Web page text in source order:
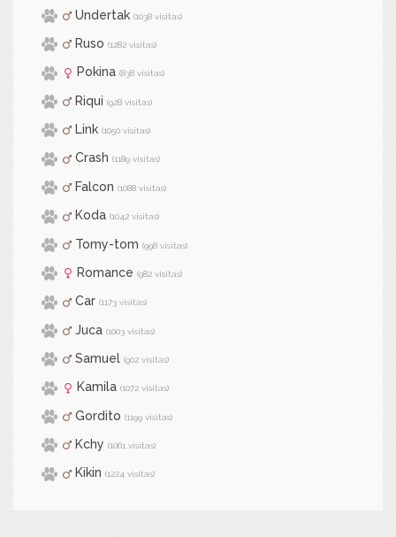
Undertak (1038 visitas)
Ruso (1282 visitas)
Pokina (838 visitas)
Riqui (928 visitas)
Link (1050 visitas)
Crash (1189 visitas)
Falcon (1088 visitas)
Koda (1042 visitas)
Tomy-tom (998 visitas)
Romance (982 visitas)
Car (1173 visitas)
Juca (1003 visitas)
Samuel (902 visitas)
Kamila (1072 visitas)
Gordito (1199 visitas)
Kchy (1061 visitas)
Kikin (1224 visitas)